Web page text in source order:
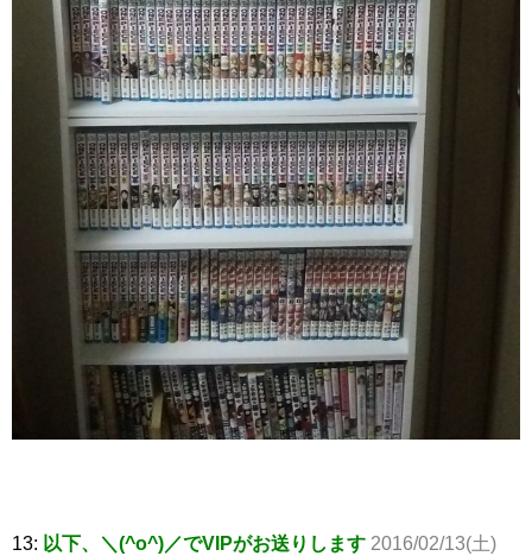
13: 以下、＼(^o^)／でVIPがお送りします 2016/02/13(土)